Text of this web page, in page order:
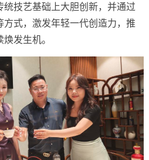
技艺基础上大胆创新，并通过
式，激发年轻一代创造力，推
发生机。